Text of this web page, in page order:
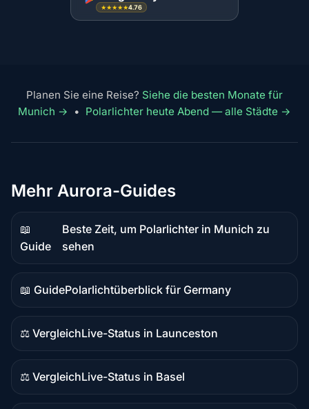
★★★★★4.76
Planen Sie eine Reise? Siehe die besten Monate für
Munich →
• Polarlichter heute Abend — alle Städte →
Mehr Aurora-Guides
📖
Guide
Guide-
Inhalt
Beste Zeit, um Polarlichter in Munich zu
sehen
📖 Guide
Guide-
Inhalt
Polarlichtüberblick für Germany
⚖️ Vergleich
Vergleichsinhalte
Live-Status in Launceston
⚖️ Vergleich
Vergleichsinhalte
Live-Status in Basel